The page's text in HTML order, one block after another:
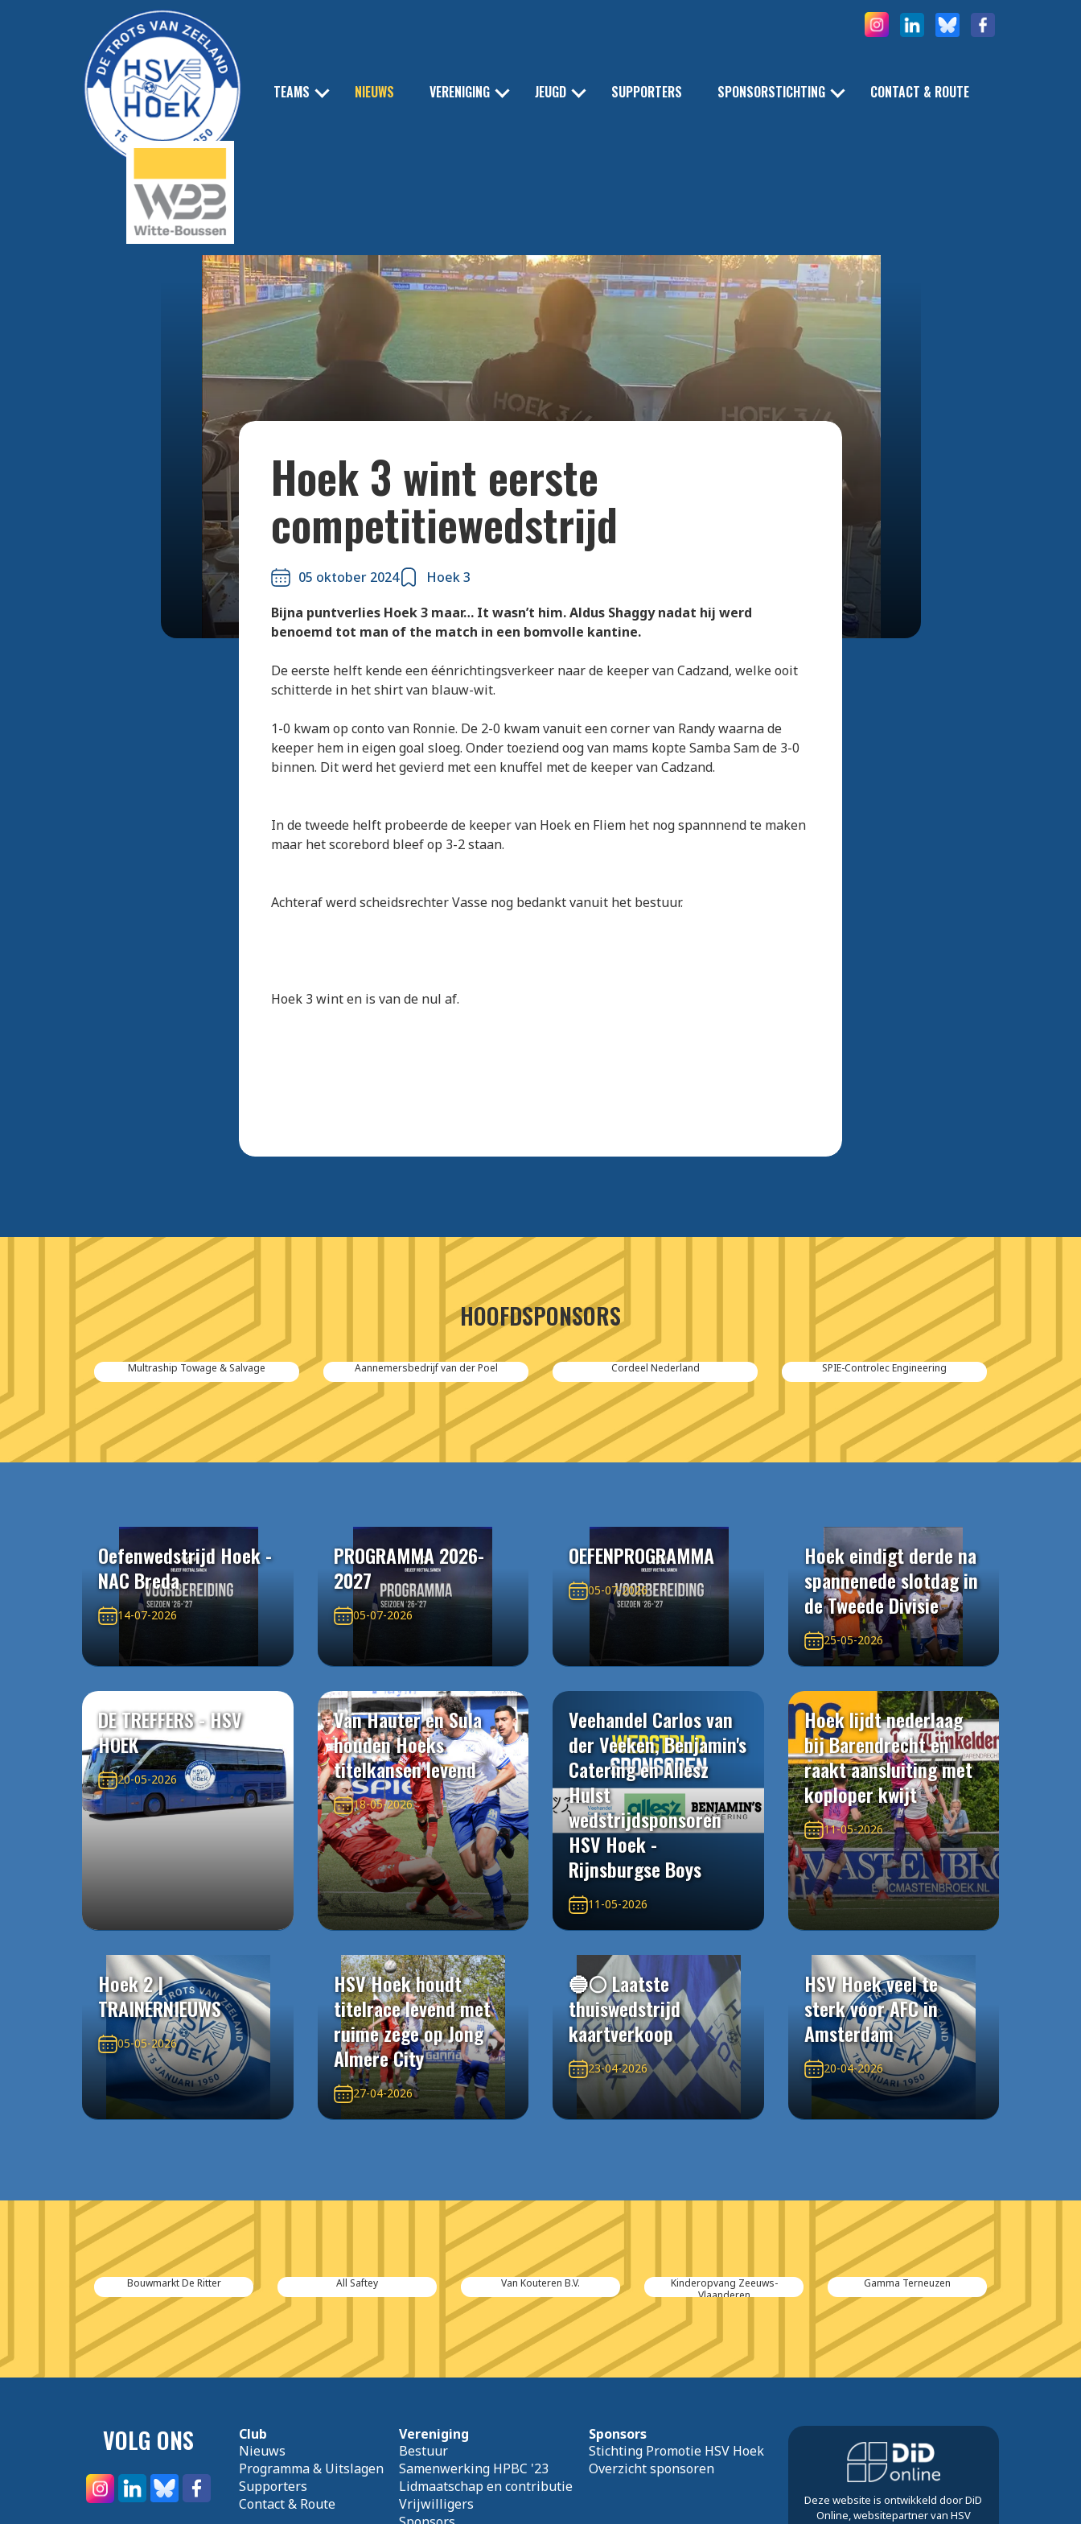
TEAMS NIEUWS VERENIGING JEUGD SUPPORTERS SPONSORSTICHTING CONTACT & ROUTE
Hoek 3 wint eerste
competitiewedstrijd
05 oktober 2024
Hoek 3
Bijna puntverlies Hoek 3 maar… It wasn’t him. Aldus Shaggy nadat hij werd
benoemd tot man of the match in een bomvolle kantine.
De eerste helft kende een éénrichtingsverkeer naar de keeper van Cadzand, welke ooit
schitterde in het shirt van blauw-wit.
1-0 kwam op conto van Ronnie. De 2-0 kwam vanuit een corner van Randy waarna de
keeper hem in eigen goal sloeg. Onder toeziend oog van mams kopte Samba Sam de 3-0
binnen. Dit werd het gevierd met een knuffel met de keeper van Cadzand.
In de tweede helft probeerde de keeper van Hoek en Fliem het nog spannnend te maken
maar het scorebord bleef op 3-2 staan.
Achteraf werd scheidsrechter Vasse nog bedankt vanuit het bestuur.
Hoek 3 wint en is van de nul af.
HOOFDSPONSORS
Multraship Towage & Salvage Aannemersbedrijf van der Poel Cordeel Nederland SPIE-Controlec Engineering
Oefenwedstrijd Hoek -
NAC Breda
14-07-2026
PROGRAMMA 2026-
2027
05-07-2026
OEFENPROGRAMMA
05-07-2026
Hoek eindigt derde na
spannenede slotdag in
de Tweede Divisie
25-05-2026
DE TREFFERS - HSV
HOEK
20-05-2026
Van Hauter en Sula
houden Hoeks
titelkansen levend
18-05-2026
Veehandel Carlos van
der Veeken, Benjamin's
Catering en Allesz
Hulst
wedstrijdsponsoren
HSV Hoek -
Rijnsburgse Boys
11-05-2026
Hoek lijdt nederlaag
bij Barendrecht en
raakt aansluiting met
koploper kwijt
11-05-2026
Hoek 2 |
TRAINERNIEUWS
05-05-2026
HSV Hoek houdt
titelrace levend met
ruime zege op Jong
Almere City
27-04-2026
🔵⚪️ Laatste
thuiswedstrijd
kaartverkoop
23-04-2026
HSV Hoek veel te
sterk voor AFC in
Amsterdam
20-04-2026
Bouwmarkt De Ritter All Saftey Van Kouteren B.V.
Kinderopvang Zeeuws-
Vlaanderen
Gamma Terneuzen
VOLG ONS
Club
Nieuws
Programma & Uitslagen
Supporters
Contact & Route
Vereniging
Bestuur
Samenwerking HPBC '23
Lidmaatschap en contributie
Vrijwilligers
Sponsors
Stichting Promotie HSV Hoek
Overzicht sponsoren
Deze website is ontwikkeld door DiD
Online, websitepartner van HSV